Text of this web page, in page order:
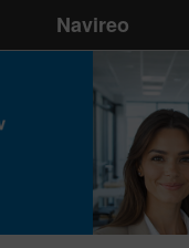
Navireo